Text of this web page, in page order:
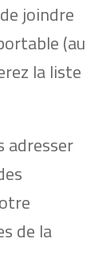
joindre
(au
la liste
adresser
de la